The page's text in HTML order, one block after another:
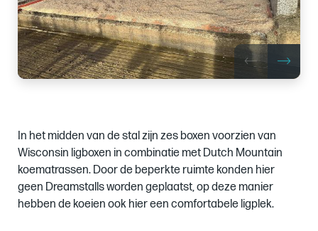
In het midden van de stal zijn zes boxen voorzien van
Wisconsin ligboxen in combinatie met Dutch Mountain
koematrassen. Door de beperkte ruimte konden hier
geen Dreamstalls worden geplaatst, op deze manier
hebben de koeien ook hier een comfortabele ligplek.